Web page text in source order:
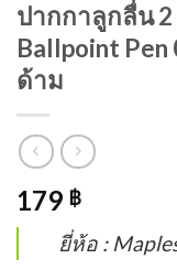
ปากกาลูกลื่น 2
Ballpoint Pen
ด้าม
179 ฿
ยี่ห้อ :